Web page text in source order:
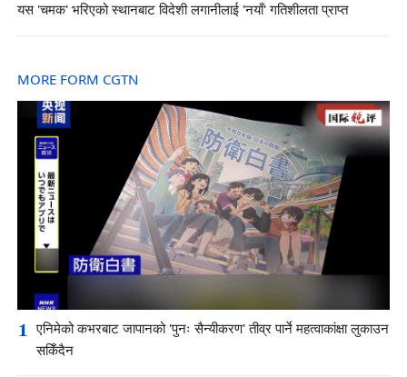
यस 'चमक' भरिएको स्थानबाट विदेशी लगानीलाई 'नयाँ' गतिशीलता प्राप्त
MORE FORM CGTN
1 एनिमेको कभरबाट जापानको 'पुनः सैन्यीकरण' तीव्र पार्ने महत्वाकांक्षा लुकाउन
सकिँदैन